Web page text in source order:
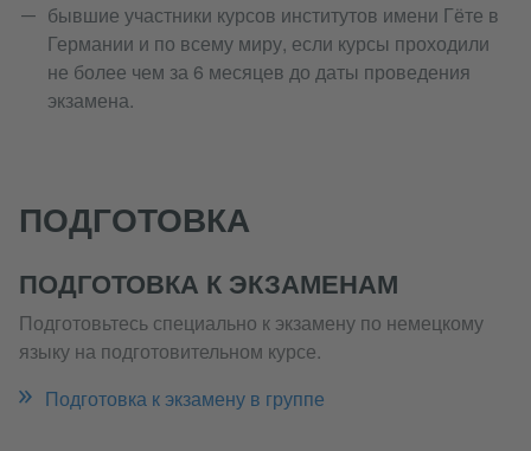
бывшие участники курсов институтов имени Гёте в
Германии и по всему миру, если курсы проходили
не более чем за 6 месяцев до даты проведения
экзамена.
ПОДГОТОВКА
ПОДГОТОВКА К ЭКЗАМЕНАМ
Подготовьтесь специально к экзамену по немецкому
языку на подготовительном курсе.
Подготовка к экзамену в группе